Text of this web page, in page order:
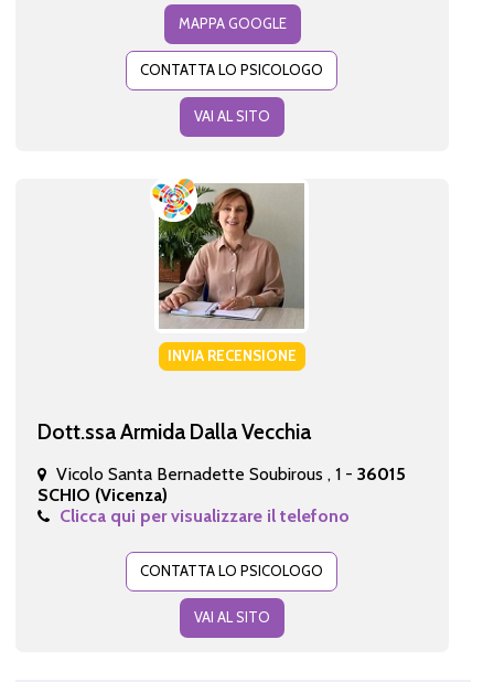
MAPPA GOOGLE
CONTATTA LO PSICOLOGO
VAI AL SITO
INVIA RECENSIONE
Dott.ssa Armida Dalla Vecchia
Vicolo Santa Bernadette Soubirous , 1 - 36015
SCHIO (Vicenza)
Clicca qui per visualizzare il telefono
CONTATTA LO PSICOLOGO
VAI AL SITO